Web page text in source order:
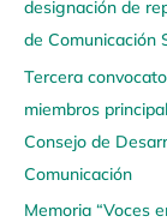
designación de
de Comunicación
Tercera
miembros
Consejo de
Comunicación
Memoria “Voces
a
q
u
í